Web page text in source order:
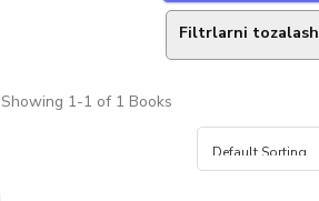
Filtrlarni tozalash
Showing 1-1 of 1 Books